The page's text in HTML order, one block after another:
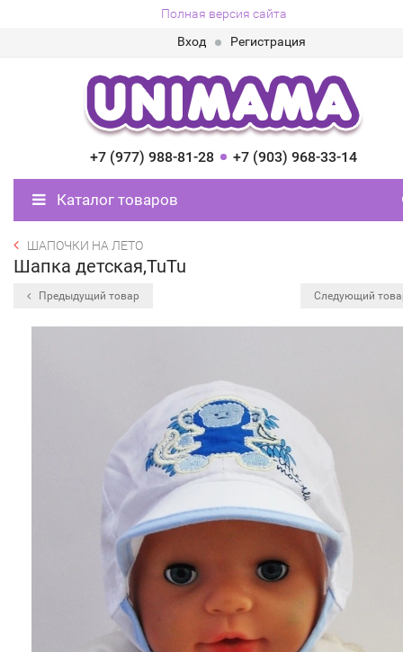
Полная версия сайта
Вход
Регистрация
+7 (977) 988-81-28 +7 (903) 968-33-14
Каталог товаров
ШАПОЧКИ НА ЛЕТО
Шапка детская,TuTu
Предыдущий товар Следующий